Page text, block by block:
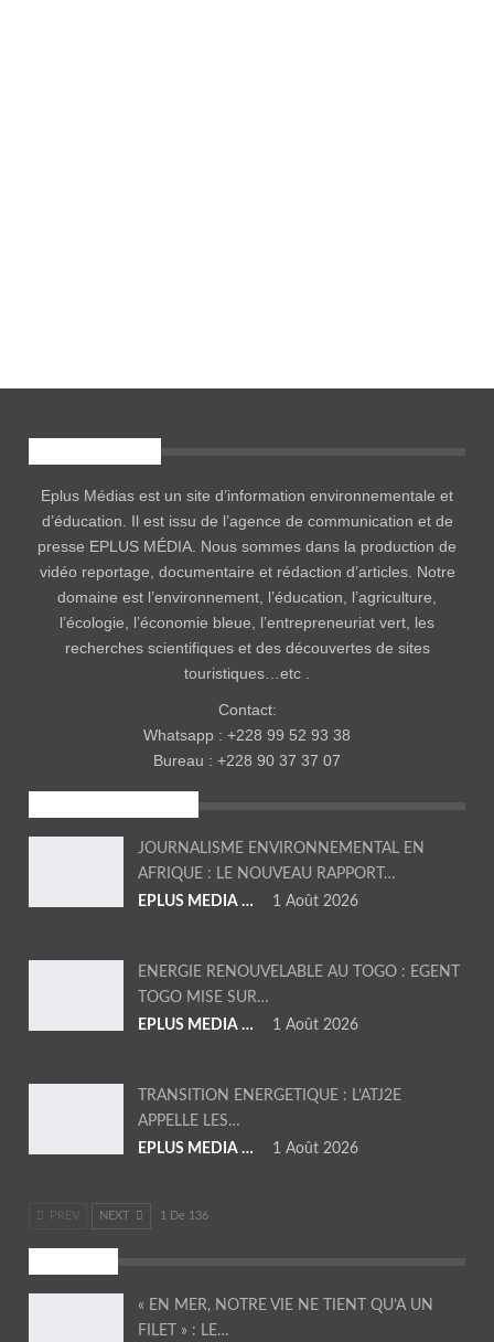
Eplus Médias est un site d’information environnementale et
d’éducation. Il est issu de l’agence de communication et de
presse EPLUS MÉDIA. Nous sommes dans la production de
vidéo reportage, documentaire et rédaction d’articles. Notre
domaine est l’environnement, l’éducation, l’agriculture,
l’écologie, l’économie bleue, l’entrepreneuriat vert, les
recherches scientifiques et des découvertes de sites
touristiques…etc .
Contact:
Whatsapp : +228 99 52 93 38
Bureau : +228 90 37 37 07
JOURNALISME ENVIRONNEMENTAL EN
AFRIQUE : LE NOUVEAU RAPPORT…
EPLUS MEDIA TV
1 Août 2026
ENERGIE RENOUVELABLE AU TOGO : EGENT
TOGO MISE SUR…
EPLUS MEDIA TV
1 Août 2026
TRANSITION ENERGETIQUE : L’ATJ2E
APPELLE LES…
EPLUS MEDIA TV
1 Août 2026
PREV NEXT 1 De 136
« EN MER, NOTRE VIE NE TIENT QU’A UN
FILET » : LE…